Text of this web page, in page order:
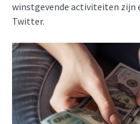
winstgevende activiteiten zijn
Twitter.